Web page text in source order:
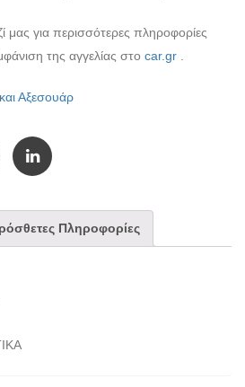
μας για περισσότερες πληροφορίες
της αγγελίας στο car.gr .
Αξεσουάρ
Πληροφορίες